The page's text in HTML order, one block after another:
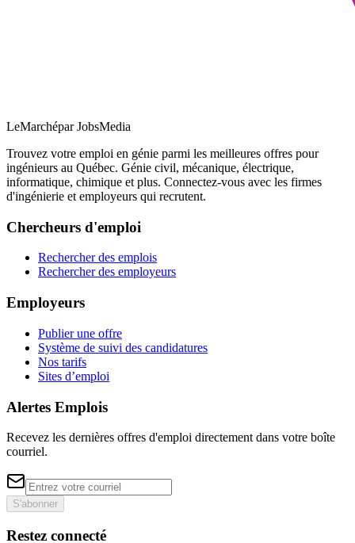
LeMarchépar JobsMedia
Trouvez votre emploi en génie parmi les meilleures offres pour
ingénieurs au Québec. Génie civil, mécanique, électrique,
informatique, chimique et plus. Connectez-vous avec les firmes
d'ingénierie et employeurs qui recrutent.
Chercheurs d'emploi
Rechercher des emplois
Rechercher des employeurs
Employeurs
Publier une offre
Système de suivi des candidatures
Nos tarifs
Sites d’emploi
Alertes Emplois
Recevez les dernières offres d'emploi directement dans votre boîte
courriel.
S'abonner
Restez connecté